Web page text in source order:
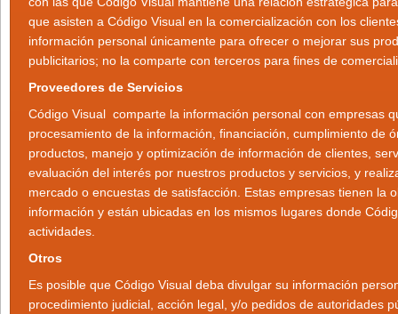
que asisten a Código Visual en la comercialización con los
información personal únicamente para ofrecer o mejorar sus
publicitarios; no la comparte con terceros para fines de
Proveedores de Servicios
Código Visual comparte la información personal con empresas
procesamiento de la información, financiación, cumplimiento de
productos, manejo y optimización de información de clientes,
evaluación del interés por nuestros productos y servicios, y
mercado o encuestas de satisfacción. Estas empresas tienen la
información y están ubicadas en los mismos lugares donde
actividades.
Otros
Es posible que Código Visual deba divulgar su información
procedimiento judicial, acción legal, y/o pedidos de autoridades